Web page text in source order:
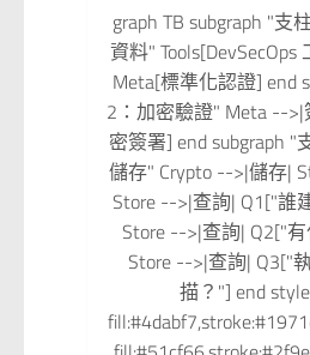
graph TB subgraph "支
資料"
Meta[標準化認證] end
2：加密驗證" Meta -->|
密簽署] end subgraph "
儲存" Crypto -->|儲存|
Store -->|查詢| Q1["誰
Store -->|查詢| Q2["
Store -->|查詢| Q3["
描？"] end